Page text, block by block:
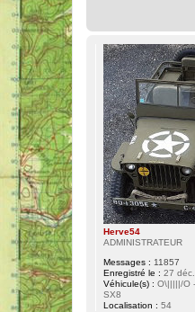
Herve54
ADMINISTRATEUR
Messages : 11857
Enregistré le : 27
Véhicule(s) : O\|||||/O
SX8
Localisation : 54